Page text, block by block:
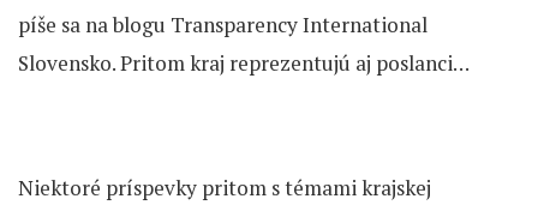
píše sa na blogu Transparency International
Slovensko. Pritom kraj reprezentujú aj poslanci…
Niektoré príspevky pritom s témami krajskej